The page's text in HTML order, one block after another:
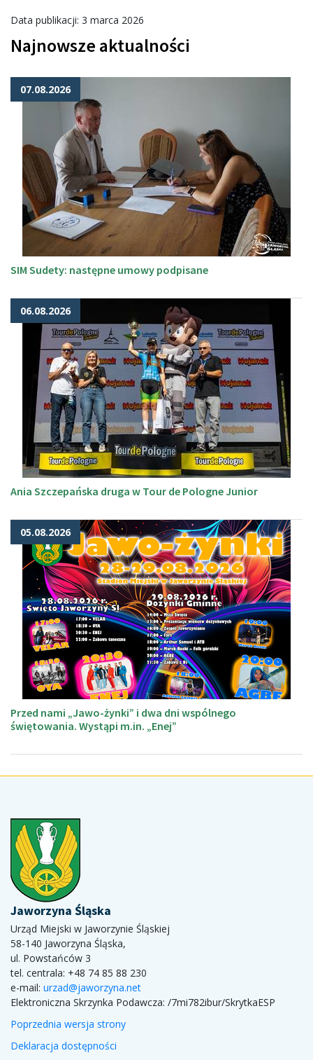
Data publikacji: 3 marca 2026
Najnowsze aktualności
07.08.2026
SIM Sudety: następne umowy podpisane
06.08.2026
Ania Szczepańska druga w Tour de Pologne Junior
05.08.2026
Przed nami „Jawo-żynki” i dwa dni wspólnego
świętowania. Wystąpi m.in. „Enej”
Jaworzyna Śląska
Urząd Miejski w Jaworzynie Śląskiej
58-140 Jaworzyna Śląska,
ul. Powstańców 3
tel. centrala: +48 74 85 88 230
e-mail: urzad@jaworzyna.net
Elektroniczna Skrzynka Podawcza: /7mi782ibur/SkrytkaESP
Poprzednia wersja strony
Deklaracja dostępności